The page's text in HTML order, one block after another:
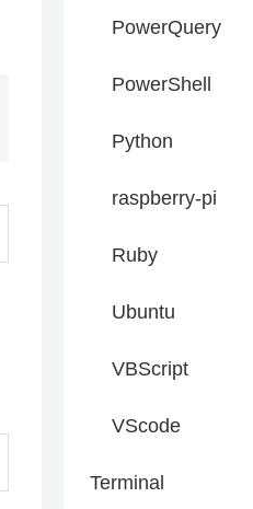
PowerQuery
PowerShell
Python
raspberry-pi
Ruby
Ubuntu
VBScript
VScode
Terminal